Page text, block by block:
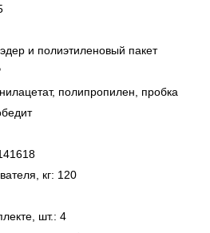
и полиэтиленовый пакет
полипропилен, пробка
кг: 120
шт.: 4